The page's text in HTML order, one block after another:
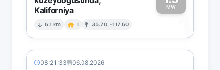
Kaliforniya
6.1 km I 35.70, -117.60
MW
1
08:21:33 06.08.2026